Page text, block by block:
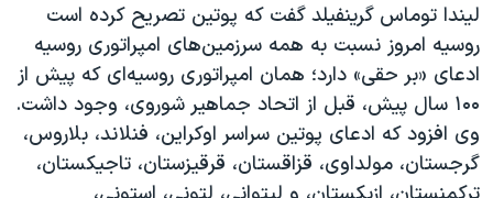
لیندا توماس گرینفیلد گفت که پوتین تصریح کرده است
روسیه امروز نسبت به همه سرزمین‌های امپراتوری روسیه
ادعای «بر حقی» دارد؛ همان امپراتوری روسیه‌ای که پیش از
۱۰۰ سال پیش، قبل از اتحاد جماهیر شوروی، وجود داشت.
وی افزود که ادعای پوتین سراسر اوکراین، فنلاند، بلاروس،
گرجستان، مولداوی، قزاقستان، قرقیزستان، تاجیکستان،